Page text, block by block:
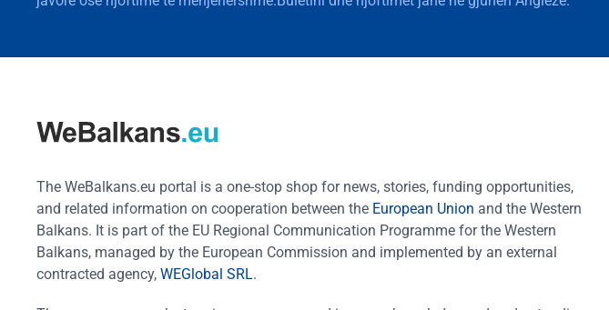
The WeBalkans.eu portal is a one-stop shop for news, stories, funding opportunities,
and related information on cooperation between the European Union and the Western
Balkans. It is part of the EU Regional Communication Programme for the Western
Balkans, managed by the European Commission and implemented by an external
contracted agency, WEGlobal SRL.